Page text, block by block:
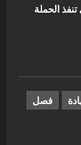
الحملة
فصل